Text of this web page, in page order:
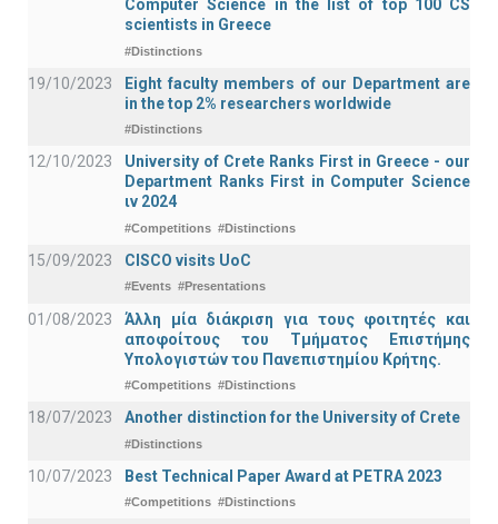
Computer Science in the list of top 100 CS
scientists in Greece
#Distinctions
19/10/2023
Eight faculty members of our Department are
in the top 2% researchers worldwide
#Distinctions
12/10/2023
University of Crete Ranks First in Greece - our
Department Ranks First in Computer Science
ιν 2024
#Competitions #Distinctions
15/09/2023 CISCO visits UoC
#Events #Presentations
01/08/2023
Άλλη μία διάκριση για τους φοιτητές και
αποφοίτους του Τμήματος Επιστήμης
Υπολογιστών του Πανεπιστημίου Κρήτης.
#Competitions #Distinctions
18/07/2023 Another distinction for the University of Crete
#Distinctions
10/07/2023 Best Technical Paper Award at PETRA 2023
#Competitions #Distinctions